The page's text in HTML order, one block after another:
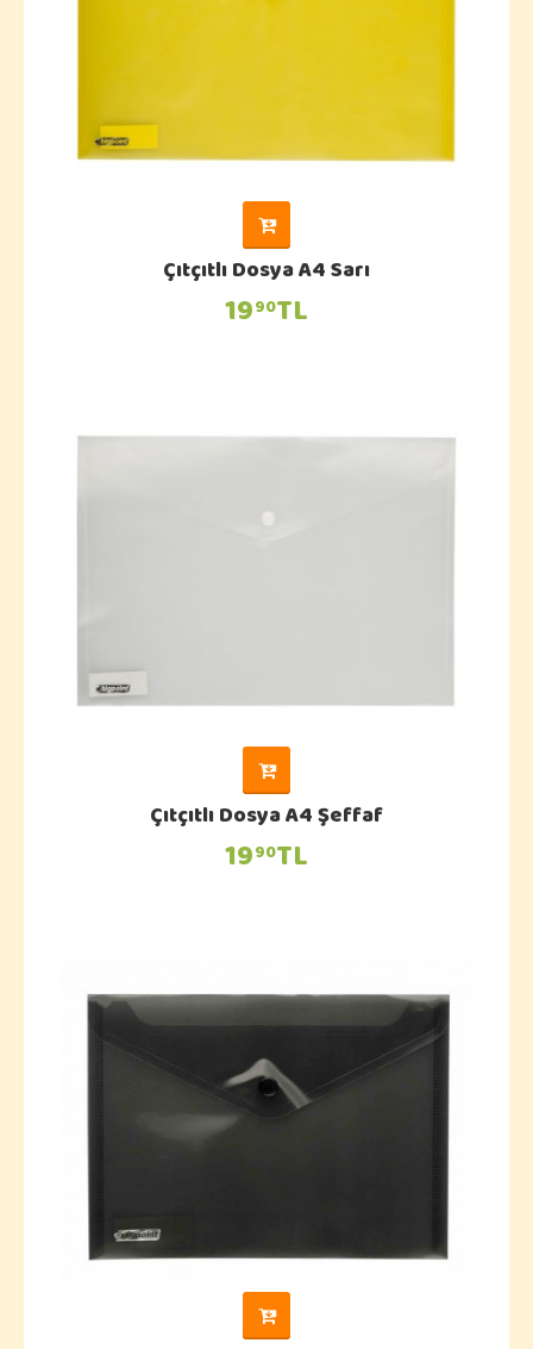
Çıtçıtlı Dosya A4 Sarı
1990TL
Çıtçıtlı Dosya A4 Şeffaf
1990TL